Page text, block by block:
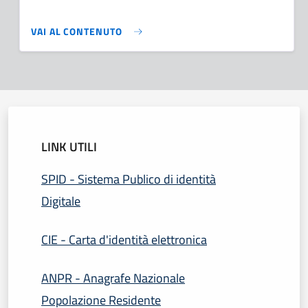
VAI AL CONTENUTO
LINK UTILI
SPID - Sistema Publico di identità
Digitale
CIE - Carta d'identità elettronica
ANPR - Anagrafe Nazionale
Popolazione Residente